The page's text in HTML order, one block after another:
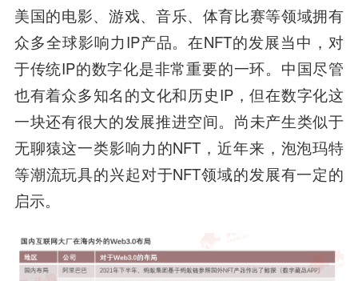
美国的电影、游戏、音乐、体育比赛等领域拥有
众多全球影响力IP产品。在NFT的发展当中，对
于传统IP的数字化是非常重要的一环。中国尽管
也有着众多知名的文化和历史IP，但在数字化这
一块还有很大的发展推进空间。尚未产生类似于
无聊猿这一类影响力的NFT，近年来，泡泡玛特
等潮流玩具的兴起对于NFT领域的发展有一定的
启示。